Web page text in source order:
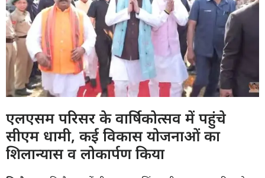
एलएसम परिसर के वार्षिकोत्सव में पहुंचे
सीएम धामी, कई विकास योजनाओं का
शिलान्यास व लोकार्पण किया